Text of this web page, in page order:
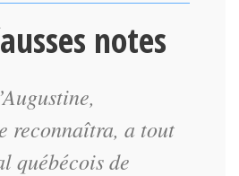
notes
,
reconnaîtra, a tout
québécois de